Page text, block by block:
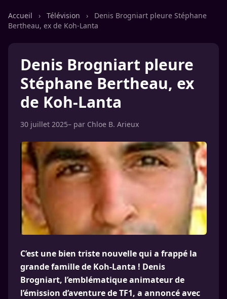
Accueil › Télévision ›
Denis Brogniart pleure Stéphane
Bertheau, ex de Koh-Lanta
Denis Brogniart pleure
Stéphane Bertheau, ex
de Koh-Lanta
30 juillet 2025– par Chloe B. Arieux
C’est une bien triste nouvelle qui a frappé la
grande famille de Koh-Lanta ! Denis
Brogniart, l’emblématique animateur de
l’émission d’aventure de TF1, a annoncé avec